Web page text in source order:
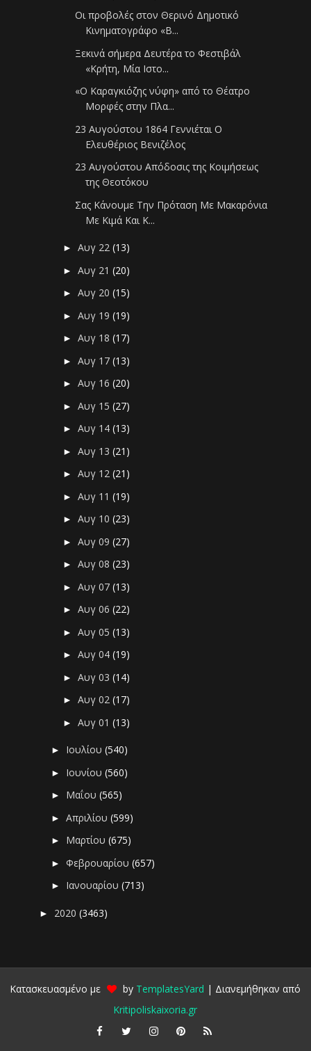
Οι προβολές στον Θερινό Δημοτικό
Κινηματογράφο «Β...
Ξεκινά σήμερα Δευτέρα το Φεστιβάλ
«Κρήτη, Μία Ιστο...
«Ο Καραγκιόζης νύφη» από το Θέατρο
Μορφές στην Πλα...
23 Αυγούστου 1864 Γεννιέται Ο
Ελευθέριος Βενιζέλος
23 Αυγούστου Απόδοσις της Κοιμήσεως
της Θεοτόκου
Σας Κάνουμε Την Πρόταση Με Μακαρόνια
Με Κιμά Και Κ...
►Αυγ 22(13)
►Αυγ 21(20)
►Αυγ 20(15)
►Αυγ 19(19)
►Αυγ 18(17)
►Αυγ 17(13)
►Αυγ 16(20)
►Αυγ 15(27)
►Αυγ 14(13)
►Αυγ 13(21)
►Αυγ 12(21)
►Αυγ 11(19)
►Αυγ 10(23)
►Αυγ 09(27)
►Αυγ 08(23)
►Αυγ 07(13)
►Αυγ 06(22)
►Αυγ 05(13)
►Αυγ 04(19)
►Αυγ 03(14)
►Αυγ 02(17)
►Αυγ 01(13)
► Ιουλίου(540)
► Ιουνίου(560)
► Μαΐου(565)
►Απριλίου(599)
► Μαρτίου(675)
►Φεβρουαρίου(657)
► Ιανουαρίου(713)
► 2020(3463)
Κατασκευασμένο με by TemplatesYard | Διανεμήθηκαν από
Kritipoliskaixoria.gr